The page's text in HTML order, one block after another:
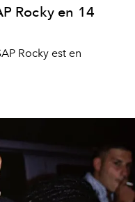
Rocky en 14
Rocky est en